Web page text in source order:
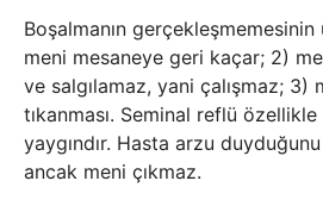
Boşalmanın
meni mesaneye geri kaçar; 2)
ve salgılamaz, yani çalışmaz; 3)
tıkanması. Seminal reflü
yaygındır. Hasta arzu
ancak meni çıkmaz.